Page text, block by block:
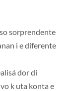
sorprendente
i e diferente
dor di
k uta konta e